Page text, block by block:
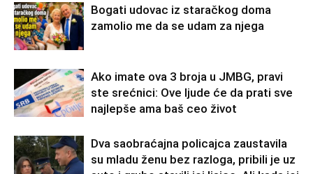
Bogati udovac iz staračkog doma
zamolio me da se udam za njega
Ako imate ova 3 broja u JMBG, pravi
ste srećnici: Ove ljude će da prati sve
najlepše ama baš ceo život
Dva saobraćajna policajca zaustavila
su mladu ženu bez razloga, pribili je uz